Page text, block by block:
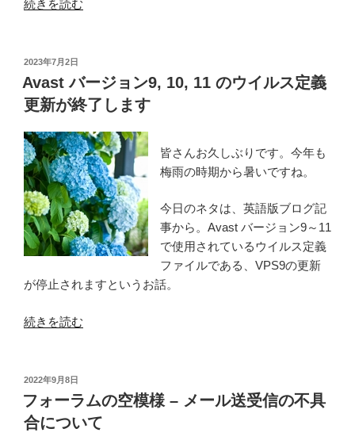
ラ
ム
の
空
模
様
–
Avast
バ
ー
ジ
ン
10,
ウ
イ
ル
続きを読む
投
稿
日:
2023年7月2日
Avast バージョン9, 10, 11 のウイルス定義
更新が終了します
皆さんお久しぶりです。今年も
梅雨の時期から暑いですね。
今日のネタは、英語版ブログ記
事から。Avast バージョン9～11
で使用されているウイルス定義
ファイルである、VPS9の更新
が停止されますというお話。
“Avast
ジ
ョ
ン
9,
続きを読む
投
稿
日:
2022年9月8日
フォーラムの空模様 – メール送受信の不具
合について